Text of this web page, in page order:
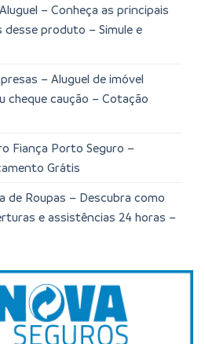
– Conheça as principais
produto – Simule e
– Aluguel de imóvel
cheque caução – Cotação
Fiança Porto Seguro –
Grátis
de Roupas – Descubra como
e assistências 24 horas –